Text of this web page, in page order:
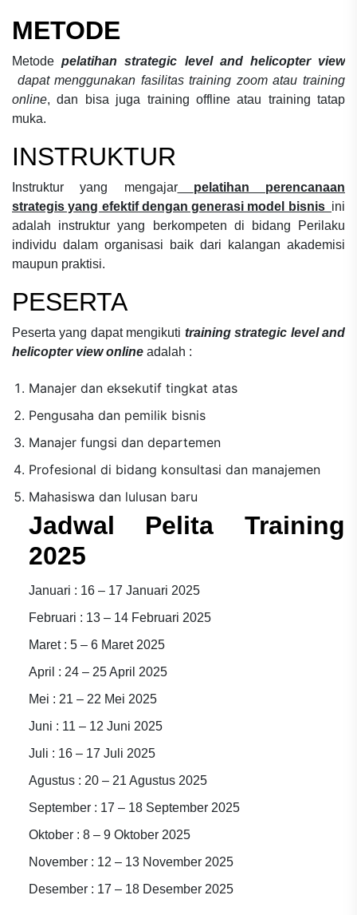
METODE
Metode pelatihan strategic level and helicopter view
dapat menggunakan fasilitas training zoom atau training
online, dan bisa juga training offline atau training tatap
muka.
INSTRUKTUR
Instruktur yang mengajar
pelatihan perencanaan
strategis yang efektif dengan generasi model bisnis ini
adalah instruktur yang berkompeten di bidang
Perilaku
individu dalam organisasi baik dari kalangan akademisi
maupun praktisi.
PESERTA
Peserta yang dapat mengikuti training strategic level and
helicopter view online adalah :
Manajer dan eksekutif tingkat atas
Pengusaha dan pemilik bisnis
Manajer fungsi dan departemen
Profesional di bidang konsultasi dan manajemen
Mahasiswa dan lulusan baru
Jadwal Pelita Training
2025
Januari : 16 – 17 Januari 2025
Februari : 13 – 14 Februari 2025
Maret : 5 – 6 Maret 2025
April : 24 – 25 April 2025
Mei : 21 – 22 Mei 2025
Juni : 11 – 12 Juni 2025
Juli : 16 – 17 Juli 2025
Agustus : 20 – 21 Agustus 2025
September : 17 – 18 September 2025
Oktober : 8 – 9 Oktober 2025
November : 12 – 13 November 2025
Desember : 17 – 18 Desember 2025